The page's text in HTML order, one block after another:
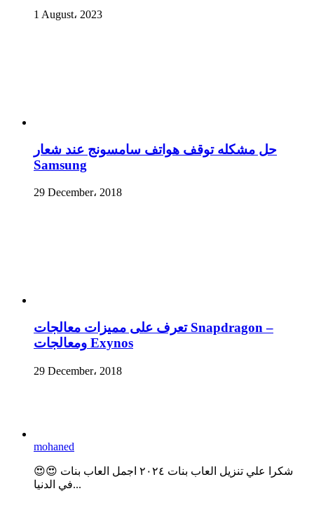
1 August، 2023
حل مشكله توقف هواتف سامسونج عند شعار
Samsung
29 December، 2018
تعرف على مميزات معالجات Snapdragon –
ومعالجات Exynos
29 December، 2018
mohaned
😍😍 شكرا علي تنزيل العاب بنات ٢٠٢٤ اجمل العاب بنات
في الدنيا...